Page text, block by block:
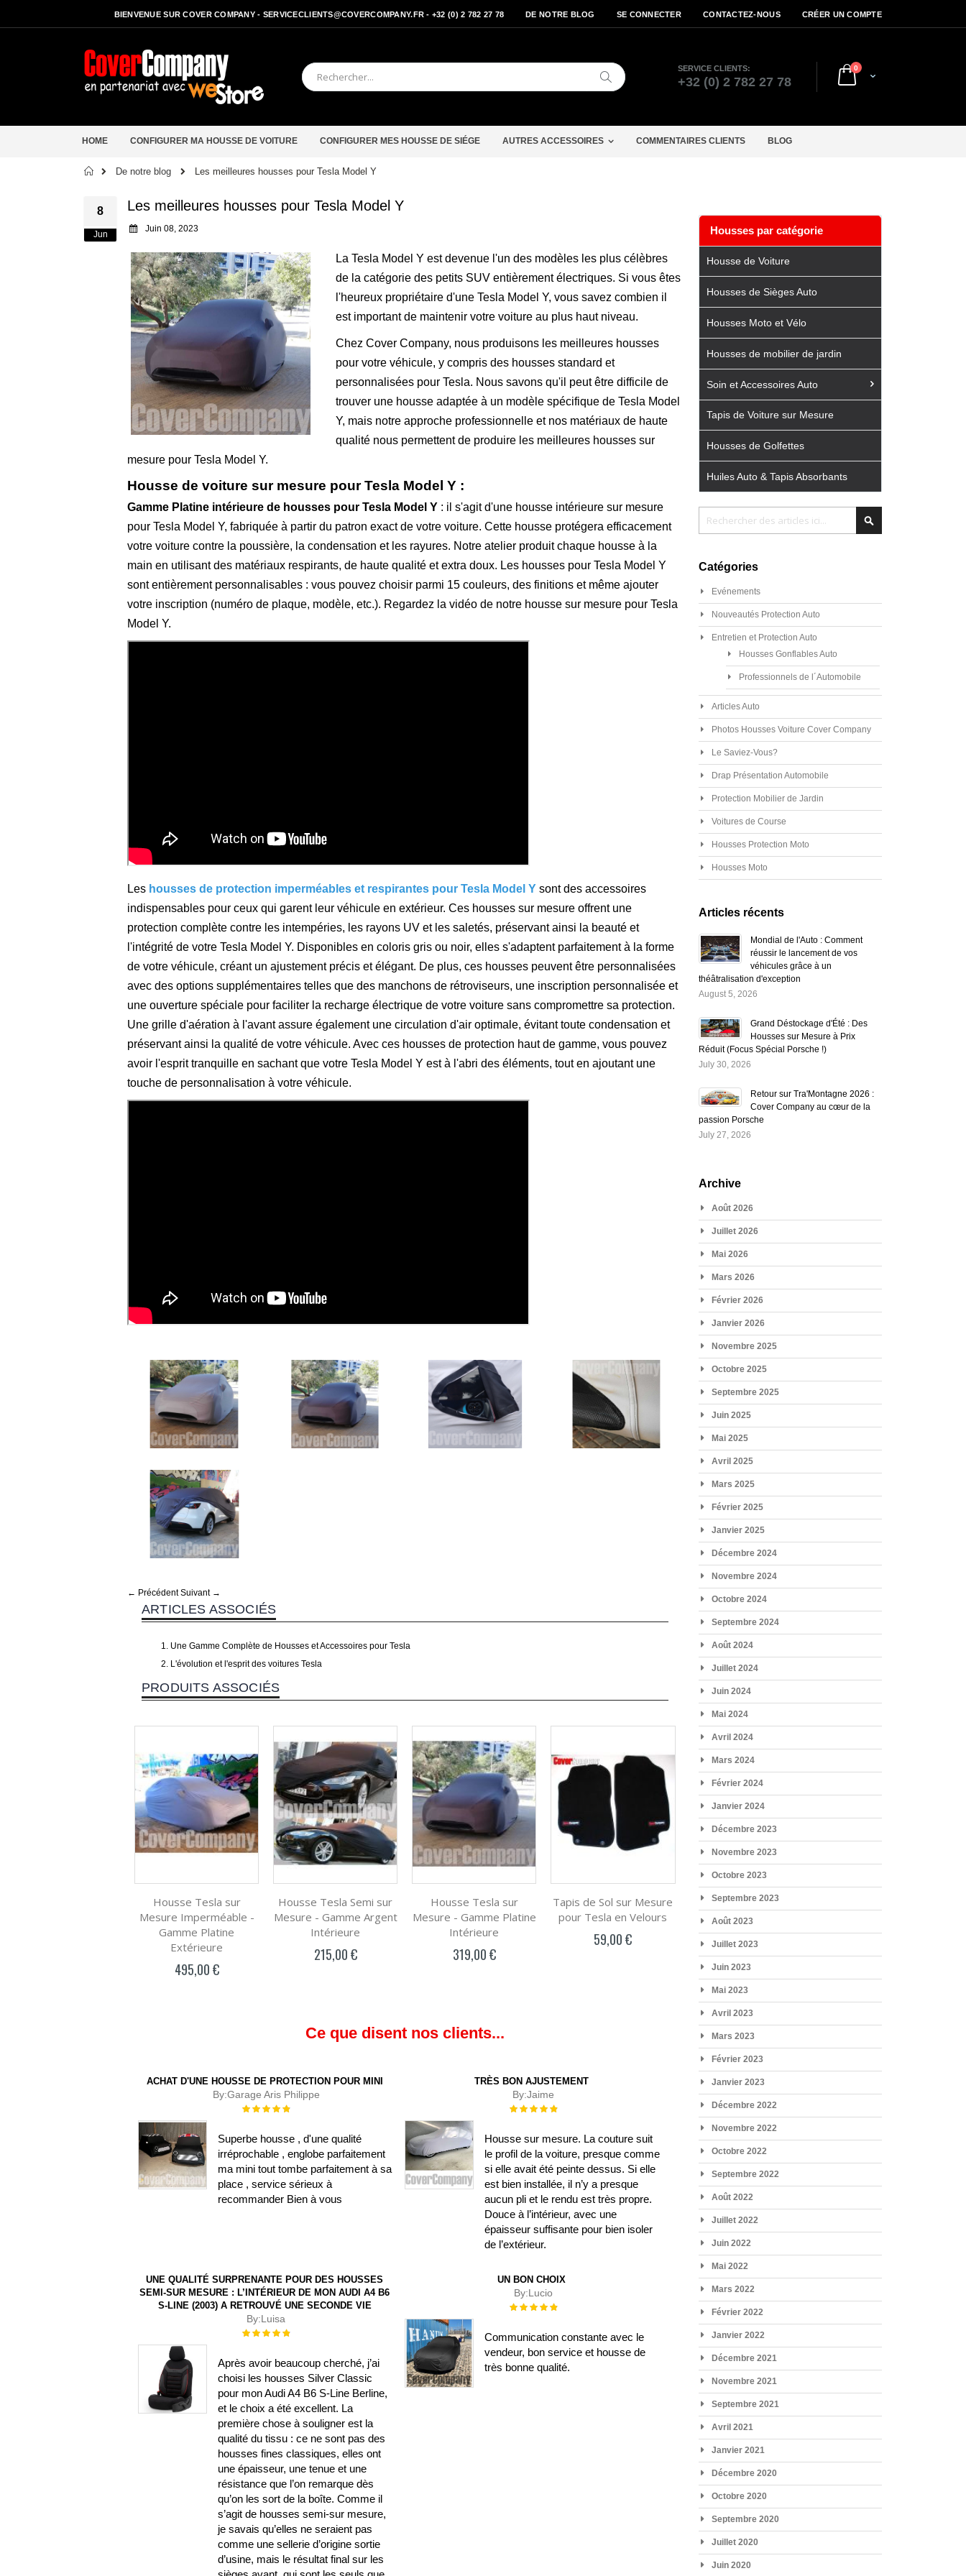
BIENVENUE SUR COVER COMPANY - SERVICECLIENTS@COVERCOMPANY.FR - +32 (0) 2 782 27 78 DE NOTRE BLOG SE CONNECTER CONTACTEZ-NOUS CRÉER UN COMPTE
Cart
0articles
Chercher
SERVICE CLIENTS:
+32 (0) 2 782 27 78
HOME CONFIGURER MA HOUSSE DE VOITURE CONFIGURER MES HOUSSE DE SIÉGE AUTRES ACCESSOIRES COMMENTAIRES CLIENTS BLOG
Accueil
De notre blog Les meilleures housses pour Tesla Model Y
8
Jun
Les meilleures housses pour Tesla Model Y
Juin 08, 2023
La Tesla Model Y est devenue l'un des modèles les plus célèbres
de la catégorie des petits SUV entièrement électriques. Si vous êtes
l'heureux propriétaire d'une Tesla Model Y, vous savez combien il
est important de maintenir votre voiture au plus haut niveau.
Chez Cover Company, nous produisons les meilleures housses
pour votre véhicule, y compris des housses standard et
personnalisées pour Tesla. Nous savons qu'il peut être difficile de
trouver une housse adaptée à un modèle spécifique de Tesla Model
Y, mais notre approche professionnelle et nos matériaux de haute
qualité nous permettent de produire les meilleures housses sur
mesure pour Tesla Model Y.
Housse de voiture sur mesure pour Tesla Model Y :
Gamme Platine intérieure de housses pour Tesla Model Y : il s'agit d'une housse intérieure sur mesure
pour Tesla Model Y, fabriquée à partir du patron exact de votre voiture. Cette housse protégera efficacement
votre voiture contre la poussière, la condensation et les rayures. Notre atelier produit chaque housse à la
main en utilisant des matériaux respirants, de haute qualité et extra doux. Les housses pour Tesla Model Y
sont entièrement personnalisables : vous pouvez choisir parmi 15 couleurs, des finitions et même ajouter
votre inscription (numéro de plaque, modèle, etc.). Regardez la vidéo de notre housse sur mesure pour Tesla
Model Y.
Les housses de protection imperméables et respirantes pour Tesla Model Y sont des accessoires
indispensables pour ceux qui garent leur véhicule en extérieur. Ces housses sur mesure offrent une
protection complète contre les intempéries, les rayons UV et les saletés, préservant ainsi la beauté et
l'intégrité de votre Tesla Model Y. Disponibles en coloris gris ou noir, elles s'adaptent parfaitement à la forme
de votre véhicule, créant un ajustement précis et élégant. De plus, ces housses peuvent être personnalisées
avec des options supplémentaires telles que des manchons de rétroviseurs, une inscription personnalisée et
une ouverture spéciale pour faciliter la recharge électrique de votre voiture sans compromettre sa protection.
Une grille d'aération à l'avant assure également une circulation d'air optimale, évitant toute condensation et
préservant ainsi la qualité de votre véhicule. Avec ces housses de protection haut de gamme, vous pouvez
avoir l'esprit tranquille en sachant que votre Tesla Model Y est à l'abri des éléments, tout en ajoutant une
touche de personnalisation à votre véhicule.
← Précédent Suivant →
ARTICLES ASSOCIÉS
Une Gamme Complète de Housses et Accessoires pour Tesla
L'évolution et l'esprit des voitures Tesla
PRODUITS ASSOCIÉS
Housse Tesla sur
Mesure Imperméable -
Gamme Platine
Extérieure
495,00 €
Housse Tesla Semi sur
Mesure - Gamme Argent
Intérieure
215,00 €
Housse Tesla sur
Mesure - Gamme Platine
Intérieure
319,00 €
Tapis de Sol sur Mesure
pour Tesla en Velours
59,00 €
Ce que disent nos clients...
ACHAT D'UNE HOUSSE DE PROTECTION POUR MINI
By:Garage Aris Philippe
Évaluation :
Superbe housse , d'une qualité
irréprochable , englobe parfaitement
ma mini tout tombe parfaitement à sa
place , service sérieux à
recommander Bien à vous
TRÈS BON AJUSTEMENT
By:Jaime
Évaluation :
Housse sur mesure. La couture suit
le profil de la voiture, presque comme
si elle avait été peinte dessus. Si elle
est bien installée, il n’y a presque
aucun pli et le rendu est très propre.
Douce à l’intérieur, avec une
épaisseur suffisante pour bien isoler
de l’extérieur.
UNE QUALITÉ SURPRENANTE POUR DES HOUSSES
SEMI-SUR MESURE : L’INTÉRIEUR DE MON AUDI A4 B6
S-LINE (2003) A RETROUVÉ UNE SECONDE VIE
By:Luisa
Évaluation :
Après avoir beaucoup cherché, j’ai
choisi les housses Silver Classic
pour mon Audi A4 B6 S-Line Berline,
et le choix a été excellent. La
première chose à souligner est la
qualité du tissu : ce ne sont pas des
housses fines classiques, elles ont
une épaisseur, une tenue et une
résistance que l’on remarque dès
qu’on les sort de la boîte. Comme il
s’agit de housses semi-sur mesure,
je savais qu’elles ne seraient pas
comme une sellerie d’origine sortie
d’usine, mais le résultat final sur les
UN BON CHOIX
By:Lucio
Évaluation :
Communication constante avec le
vendeur, bon service et housse de
très bonne qualité.
Housses par catégorie
Housse de Voiture
Housses de Sièges Auto
Housses Moto et Vélo
Housses de mobilier de jardin
Soin et Accessoires Auto
Tapis de Voiture sur Mesure
Housses de Golfettes
Huiles Auto & Tapis Absorbants
Catégories
Evénements
Nouveautés Protection Auto
Entretien et Protection Auto
Housses Gonflables Auto
Professionnels de l´Automobile
Articles Auto
Photos Housses Voiture Cover Company
Le Saviez-Vous?
Drap Présentation Automobile
Protection Mobilier de Jardin
Voitures de Course
Housses Protection Moto
Housses Moto
Articles récents
Mondial de l'Auto : Comment
réussir le lancement de vos
véhicules grâce à un
théâtralisation d'exception
August 5, 2026
Grand Déstockage d'Été : Des
Housses sur Mesure à Prix
Réduit (Focus Spécial Porsche !)
July 30, 2026
Retour sur Tra'Montagne 2026 :
Cover Company au cœur de la
passion Porsche
July 27, 2026
Archive
Août 2026
Juillet 2026
Mai 2026
Mars 2026
Février 2026
Janvier 2026
Novembre 2025
Octobre 2025
Septembre 2025
Juin 2025
Mai 2025
Avril 2025
Mars 2025
Février 2025
Janvier 2025
Décembre 2024
Novembre 2024
Octobre 2024
Septembre 2024
Août 2024
Juillet 2024
Juin 2024
Mai 2024
Avril 2024
Mars 2024
Février 2024
Janvier 2024
Décembre 2023
Novembre 2023
Octobre 2023
Septembre 2023
Août 2023
Juillet 2023
Juin 2023
Mai 2023
Avril 2023
Mars 2023
Février 2023
Janvier 2023
Décembre 2022
Novembre 2022
Octobre 2022
Septembre 2022
Août 2022
Juillet 2022
Juin 2022
Mai 2022
Mars 2022
Février 2022
Janvier 2022
Décembre 2021
Novembre 2021
Septembre 2021
Avril 2021
Janvier 2021
Décembre 2020
Octobre 2020
Septembre 2020
Juillet 2020
Juin 2020